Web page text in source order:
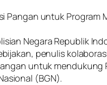
Pangan untuk Program
Negara Republik
penulis
untuk mendukung
(BGN).